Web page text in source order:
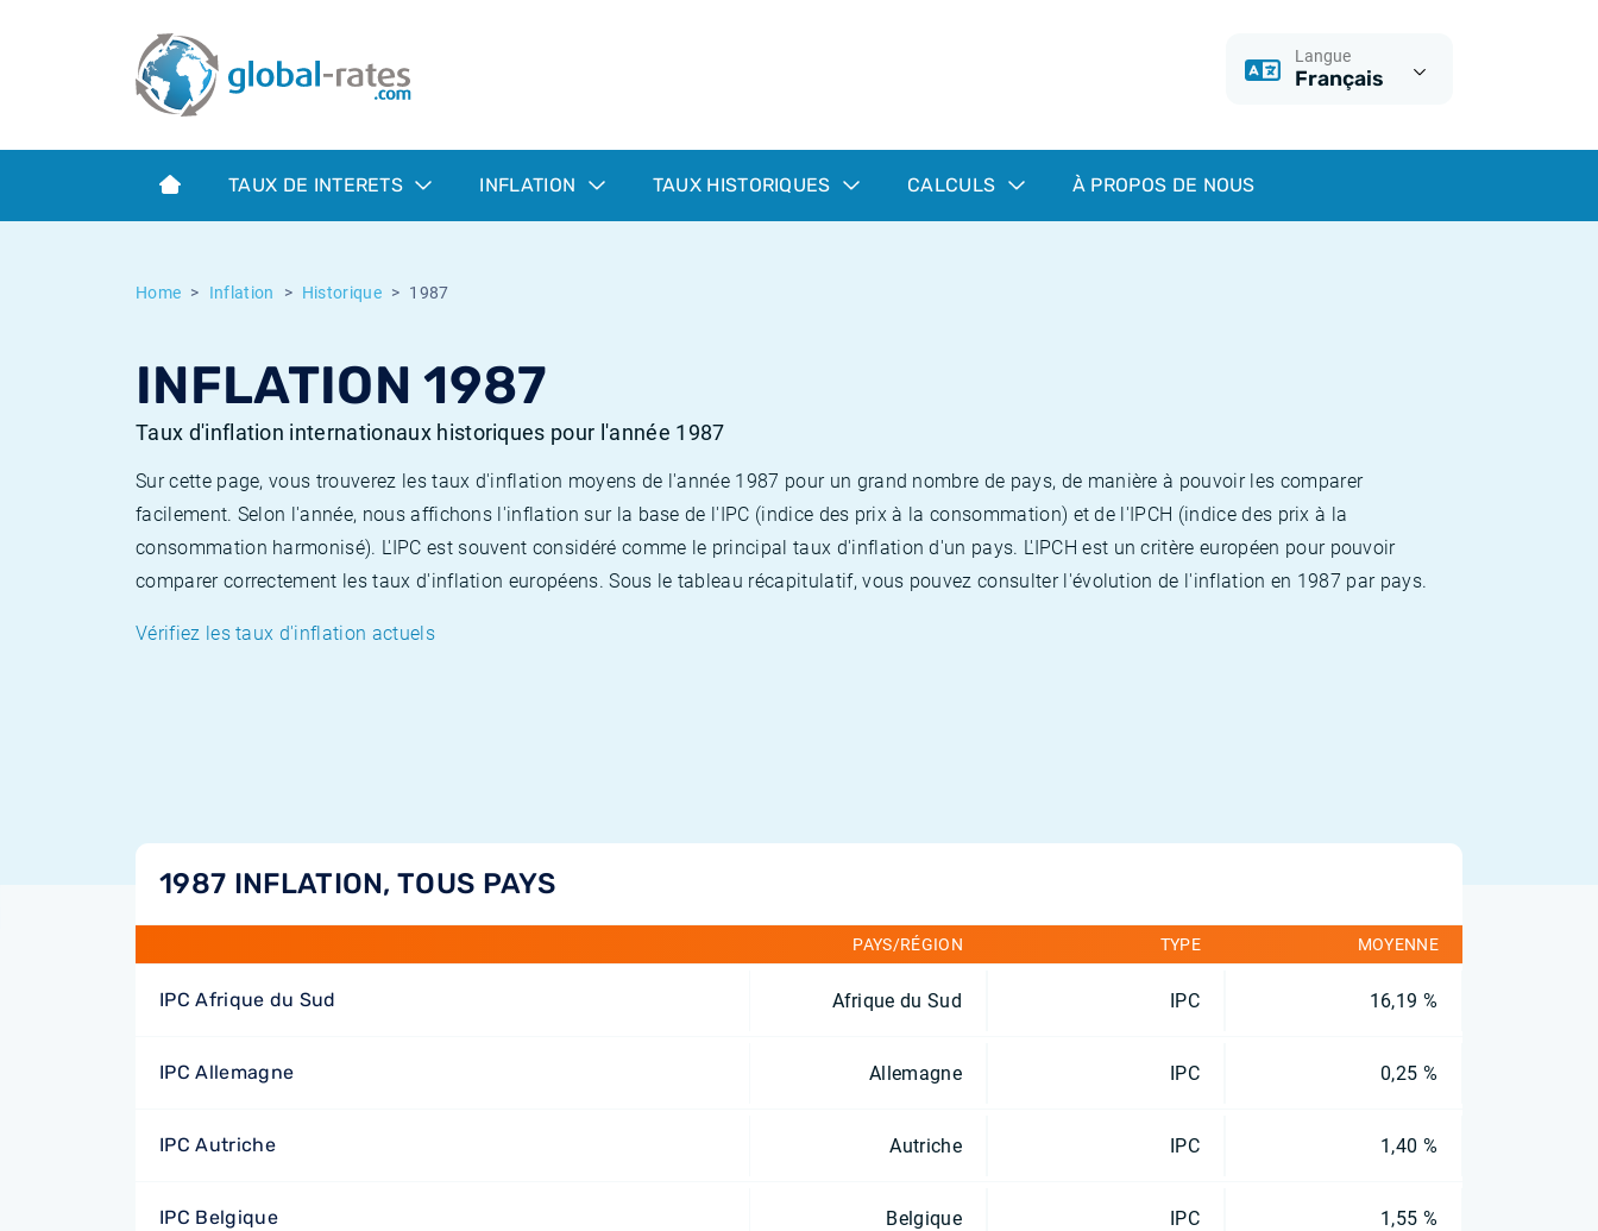
Langue
Français
TAUX DE INTERETS INFLATION TAUX HISTORIQUES CALCULS À PROPOS DE NOUS
Home Inflation Historique 1987
INFLATION 1987
Taux d'inflation internationaux historiques pour l'année 1987
Sur cette page, vous trouverez les taux d'inflation moyens de l'année 1987 pour un grand nombre de pays, de manière à pouvoir les comparer
facilement. Selon l'année, nous affichons l'inflation sur la base de l'IPC (indice des prix à la consommation) et de l'IPCH (indice des prix à la
consommation harmonisé). L'IPC est souvent considéré comme le principal taux d'inflation d'un pays. L'IPCH est un critère européen pour pouvoir
comparer correctement les taux d'inflation européens. Sous le tableau récapitulatif, vous pouvez consulter l'évolution de l'inflation en 1987 par pays.
Vérifiez les taux d'inflation actuels
1987 INFLATION, TOUS PAYS
PAYS/RÉGION TYPE MOYENNE
IPC Afrique du Sud Afrique du Sud IPC 16,19 %
IPC Allemagne Allemagne IPC 0,25 %
IPC Autriche Autriche IPC 1,40 %
IPC Belgique Belgique IPC 1,55 %
Term SOFR
Qu'est-ce que l'inflation IPC?
Qu'est-ce que l'inflation IPCH?
Taux Euribor historiques
Taux ESTER historiques
Taux d'inflation historiques
Calculateur d’inflation